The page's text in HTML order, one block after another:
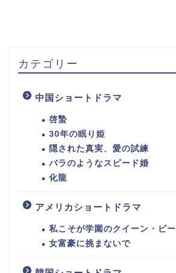
カテゴリー
中国ショートドラマ
啓蟄
30年の眠り姫
隠された真実、愛の試練
バラのようなスピード婚
化龍
アメリカショートドラマ
私こそが学園のクイーン・ビー
女富豪に挑まないで